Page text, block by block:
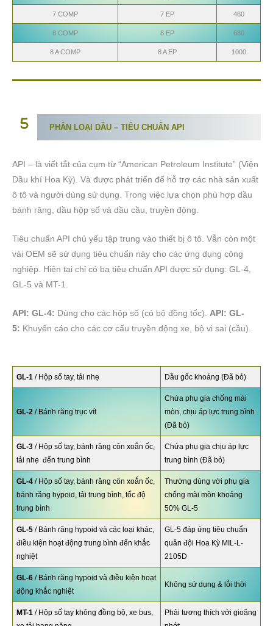
7 COMP 7 EP 460
8 COMP 8 EP 680
8 A COMP 8 A EP 1000
PHÂN LOẠI DẦU– TIÊU CHUẨN API
API – là viết tắt của cụm từ “American Petroleum Institute” (Viện
Dầu khí Hoa Kỳ). Và được phát triển để hỗ trợ các nhà sản xuất
ô tô và người dùng sử dụng. Trong việc lựa chọn phù hợp dầu
bánh răng, dầu hộp số và dầu cầu, truyền động.
Tiêu chuẩn API chủ yếu tập trung vào thiết bị ô tô. Vẫn còn một
vài OEM sẽ sử dụng tiêu chuẩn này cho các ứng dụng công
nghiệp. Hiện tại chỉ có ba tiêu chuẩn API được sử dụng: GL-4,
GL-5 và MT-1.
API: GL-4: Dùng cho các hộp số (có bộ đồng tốc). API: GL-
5: Khuyến cáo cho các cơ cấu truyền động xe, bộ vi sai (cầu).
GL-1 / Hộp số tay, tải nhẹ Dầu gốc khoáng (Đã bỏ)
GL-2 / Bánh răng trục vít
Chứa phụ gia chống mài
mòn, chịu áp lực trung bình
(Đã bỏ)
GL-3 / Hộp số tay, bánh răng côn xoắn ốc,
tải nhẹ đến trung bình
Chứa phụ gia chịu áp lực
trung bình (Đã bỏ)
GL-4 / Hộp số tay, bánh răng côn xoắn ốc,
bánh răng hypoid, tải trung bình, tốc độ
trung bình
Thường dùng với phụ gia
chống mài mòn khoảng
50% GL-5
GL-5 / Bánh răng hypoid và các loại khác,
điều kiện hoạt động trung bình đến khắc
nghiệt
GL-5 đáp ứng tiêu chuẩn
quân đội Hoa Kỳ MIL-L-
2105D
GL-6 / Bánh răng hypoid và điều kiện hoạt
động khắc nghiệt
Không sử dụng & lỗi thời
MT-1 / Hộp số tay không đồng bộ, xe bus,
Phải tương thích với gioăng